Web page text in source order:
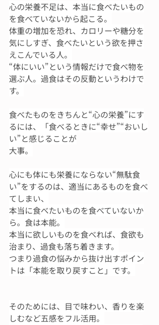
心の栄養不足は、本当に食べたいもの
を食べていないから起こる。
体重の増加を恐れ、カロリーや糖分を
気にしすぎ、食べたいという欲を押さ
えこんでいる人。
“体にいい”という情報だけで食べ物を
選ぶ人。過食はその反動というわけで
す。
食べたものをきちんと“心の栄養”にす
るには、「食べるときに“幸せ”“おいし
い”と感じることが
大事。
心にも体にも栄養にならない“無駄食
い”をするのは、適当にあるものを食べ
てしまい、
本当に食べたいものを食べていないか
ら。食は本能。
本当に欲しいものを食べれば、食欲も
治まり、過食も落ち着きます。
つまり過食の悩みから抜け出すポイン
トは「本能を取り戻すこと」です。
そのためには、目で味わい、香りを楽
しむなど五感をフル活用。